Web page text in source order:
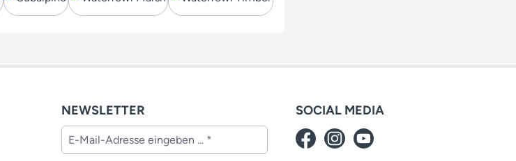
NEWSLETTER SOCIAL MEDIA